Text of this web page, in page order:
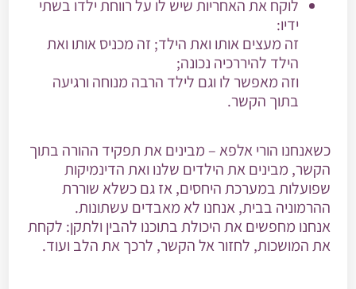
לוקח את האחריות שיש לו על רווחת ילדו בשתי
ידיו:
זה מעצים אותו ואת הילד; זה מכניס אותו ואת
הילד להיררכיה נכונה;
וזה מאפשר לו וגם לילד הרבה מנוחה ורגיעה
בתוך הקשר.
כשאנחנו הורי אלפא – מבינים את תפקיד ההורה בתוך
הקשר, מבינים את הילדים שלנו ואת הדינמיקות
שפועלות במערכת היחסים, אז גם כשלא שוררת
ההרמוניה בבית, אנחנו לא מאבדים עשתונות.
אנחנו מחפשים את היכולת בתוכנו להבין ולתקן: לקחת
את המושכות, לחזור אל הקשר, לרכך את הלב ועוד.